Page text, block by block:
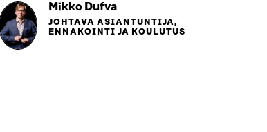
Mikko Dufva
JOHTAVA ASIANTUNTIJA,
ENNAKOINTI JA KOULUTUS